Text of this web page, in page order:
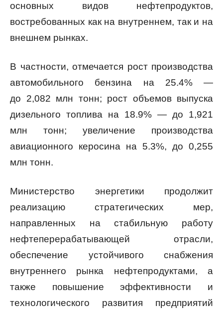
основных видов нефтепродуктов,
востребованных как на внутреннем, так и на
внешнем рынках.
В частности, отмечается рост производства
автомобильного бензина на 25.4% —
до 2,082 млн тонн; рост объемов выпуска
дизельного топлива на 18.9% — до 1,921
млн тонн; увеличение производства
авиационного керосина на 5.3%, до 0,255
млн тонн.
Министерство энергетики продолжит
реализацию стратегических мер,
направленных на стабильную работу
нефтеперерабатывающей отрасли,
обеспечение устойчивого снабжения
внутреннего рынка нефтепродуктами, а
также повышение эффективности и
технологического развития предприятий